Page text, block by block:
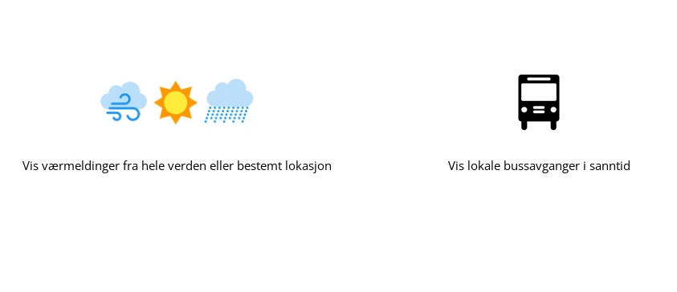
Vis værmeldinger fra hele verden eller bestemt lokasjon Vis lokale bussavganger i sanntid